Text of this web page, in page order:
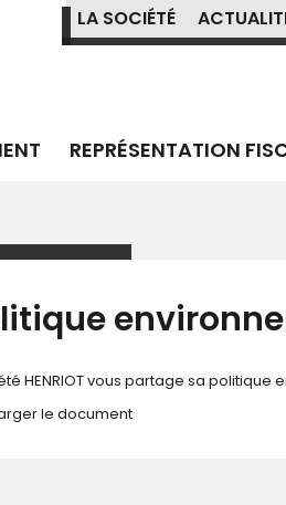
LA SOCIÉTÉ
REPRÉSENTATION
HENRIOT vous partage sa politique
le document